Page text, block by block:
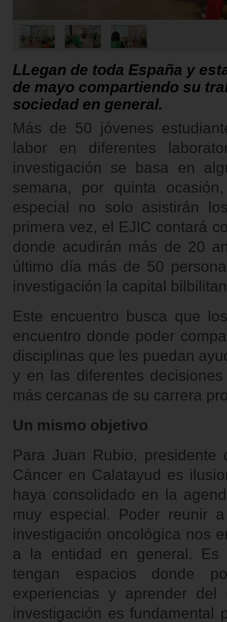
LLegan de toda España y
de mayo compartiendo su
sociedad en general.
Más de 50 jóvenes
labor en diferentes
investigación se basa en
semana, por quinta
especial no solo asistirán
primera vez, el EJIC contará
donde acudirán más de 20
último día más de 50
investigación la capital
Este encuentro busca que
encuentro donde poder
disciplinas que les puedan
y en las diferentes
más cercanas de su carrera
Un mismo objetivo
Para Juan Rubio,
Cáncer en Calatayud es
haya consolidado en la
muy especial. Poder reunir
investigación oncológica nos
a la entidad en general. Es
tengan espacios donde
experiencias y aprender
investigación es fundamental